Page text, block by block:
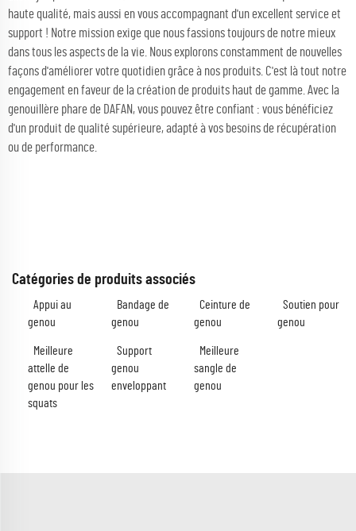
haute qualité, mais aussi en vous accompagnant d'un excellent service et
support ! Notre mission exige que nous fassions toujours de notre mieux
dans tous les aspects de la vie. Nous explorons constamment de nouvelles
façons d'améliorer votre quotidien grâce à nos produits. C'est là tout notre
engagement en faveur de la création de produits haut de gamme. Avec la
genouillère phare de DAFAN, vous pouvez être confiant : vous bénéficiez
d'un produit de qualité supérieure, adapté à vos besoins de récupération
ou de performance.
Catégories de produits associés
Appui au
genou
Bandage de
genou
Ceinture de
genou
Soutien pour
genou
Meilleure
attelle de
genou pour les
squats
Support
genou
enveloppant
Meilleure
sangle de
genou